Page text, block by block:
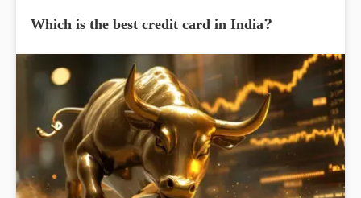
Which is the best credit card in India?